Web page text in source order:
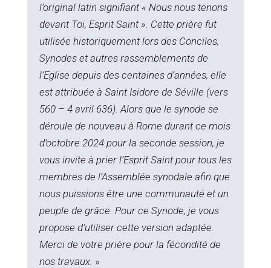
l’original latin signifiant « Nous nous tenons
devant Toi, Esprit Saint ». Cette prière fut
utilisée historiquement lors des Conciles,
Synodes et autres rassemblements de
l’Eglise depuis des centaines d’années, elle
est attribuée à Saint Isidore de Séville (vers
560 – 4 avril 636). Alors que le synode se
déroule de nouveau à Rome durant ce mois
d’octobre 2024 pour la seconde session, je
vous invite à prier l’Esprit Saint pour tous les
membres de l’Assemblée synodale afin que
nous puissions être une communauté et un
peuple de grâce. Pour ce Synode, je vous
propose d’utiliser cette version adaptée.
Merci de votre prière pour la fécondité de
nos travaux. »